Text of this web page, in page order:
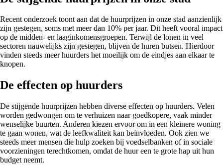
Recent onderzoek toont aan dat de huurprijzen in onze stad aanzienlijk
zijn gestegen, soms met meer dan 10% per jaar. Dit heeft vooral impact
op de midden- en laaginkomensgroepen. Terwijl de lonen in veel
sectoren nauwelijks zijn gestegen, blijven de huren butsen. Hierdoor
vinden steeds meer huurders het moeilijk om de eindjes aan elkaar te
knopen.
De effecten op huurders
De stijgende huurprijzen hebben diverse effecten op huurders. Velen
worden gedwongen om te verhuizen naar goedkopere, vaak minder
wenselijke buurten. Anderen kiezen ervoor om in een kleinere woning
te gaan wonen, wat de leefkwaliteit kan beïnvloeden. Ook zien we
steeds meer mensen die hulp zoeken bij voedselbanken of in sociale
voorzieningen terechtkomen, omdat de huur een te grote hap uit hun
budget neemt.